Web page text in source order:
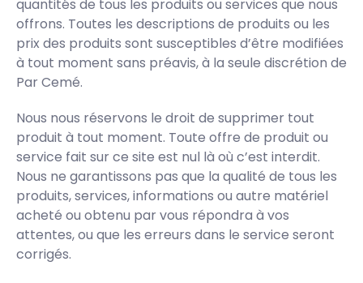
quantités de tous les produits ou services que nous
offrons. Toutes les descriptions de produits ou les
prix des produits sont susceptibles d’être modifiées
à tout moment sans préavis, à la seule discrétion de
Par Cemé.
Nous nous réservons le droit de supprimer tout
produit à tout moment. Toute offre de produit ou
service fait sur ce site est nul là où c’est interdit.
Nous ne garantissons pas que la qualité de tous les
produits, services, informations ou autre matériel
acheté ou obtenu par vous répondra à vos
attentes, ou que les erreurs dans le service seront
corrigés.